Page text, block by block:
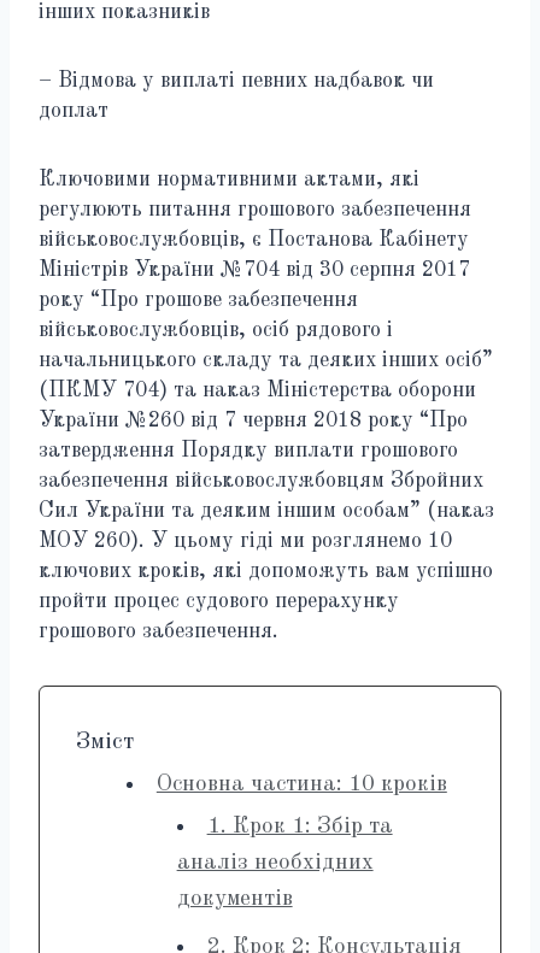
інших показників
– Відмова у виплаті певних надбавок чи
доплат
Ключовими нормативними актами, які
регулюють питання грошового забезпечення
військовослужбовців, є Постанова Кабінету
Міністрів України №704 від 30 серпня 2017
року “Про грошове забезпечення
військовослужбовців, осіб рядового і
начальницького складу та деяких інших осіб”
(ПКМУ 704) та наказ Міністерства оборони
України №260 від 7 червня 2018 року “Про
затвердження Порядку виплати грошового
забезпечення військовослужбовцям Збройних
Сил України та деяким іншим особам” (наказ
МОУ 260). У цьому гіді ми розглянемо 10
ключових кроків, які допоможуть вам успішно
пройти процес судового перерахунку
грошового забезпечення.
Зміст
Основна частина: 10 кроків
1. Крок 1: Збір та
аналіз необхідних
документів
2. Крок 2: Консультація